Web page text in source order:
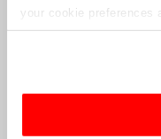
your cookie preferences
Cookies in the footer of
kann keine Fragen